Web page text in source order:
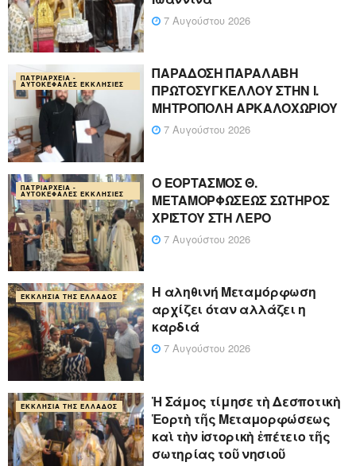
7 Αυγούστου 2026
ΠΑΤΡΙΑΡΧΕΊΑ -
ΑΥΤΟΚΈΦΑΛΕΣ ΕΚΚΛΗΣΊΕΣ
ΠΑΡΑΔΟΣΗ ΠΑΡΑΛΑΒΗ
ΠΡΩΤΟΣΥΓΚΕΛΛΟΥ ΣΤΗΝ Ι.
ΜΗΤΡΟΠΟΛΗ ΑΡΚΑΛΟΧΩΡΙΟΥ
7 Αυγούστου 2026
ΠΑΤΡΙΑΡΧΕΊΑ -
ΑΥΤΟΚΈΦΑΛΕΣ ΕΚΚΛΗΣΊΕΣ
Ο ΕΟΡΤΑΣΜΟΣ Θ.
ΜΕΤΑΜΟΡΦΩΣΕΩΣ ΣΩΤΗΡΟΣ
ΧΡΙΣΤΟΥ ΣΤΗ ΛΕΡΟ
7 Αυγούστου 2026
ΕΚΚΛΗΣΊΑ ΤΗΣ ΕΛΛΆΔΟΣ
Η αληθινή Μεταμόρφωση
αρχίζει όταν αλλάζει η
καρδιά
7 Αυγούστου 2026
ΕΚΚΛΗΣΊΑ ΤΗΣ ΕΛΛΆΔΟΣ
Ἡ Σάμος τίμησε τὴ Δεσποτικὴ
Ἑορτὴ τῆς Μεταμορφώσεως
καὶ τὴν ἱστορικὴ ἐπέτειο τῆς
σωτηρίας τοῦ νησιοῦ